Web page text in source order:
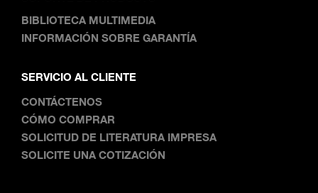
BIBLIOTECA MULTIMEDIA
INFORMACIÓN SOBRE GARANTÍA
SERVICIO AL CLIENTE
CONTÁCTENOS
CÓMO COMPRAR
SOLICITUD DE LITERATURA IMPRESA
SOLICITE UNA COTIZACIÓN